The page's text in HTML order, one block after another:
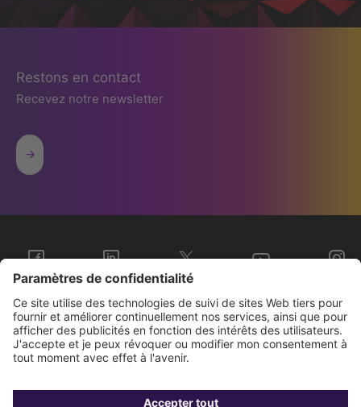
Restons en contact
Recevez notre newsletter
Sopra Steria Groupe
Investisseurs
Nous connaître
Contact